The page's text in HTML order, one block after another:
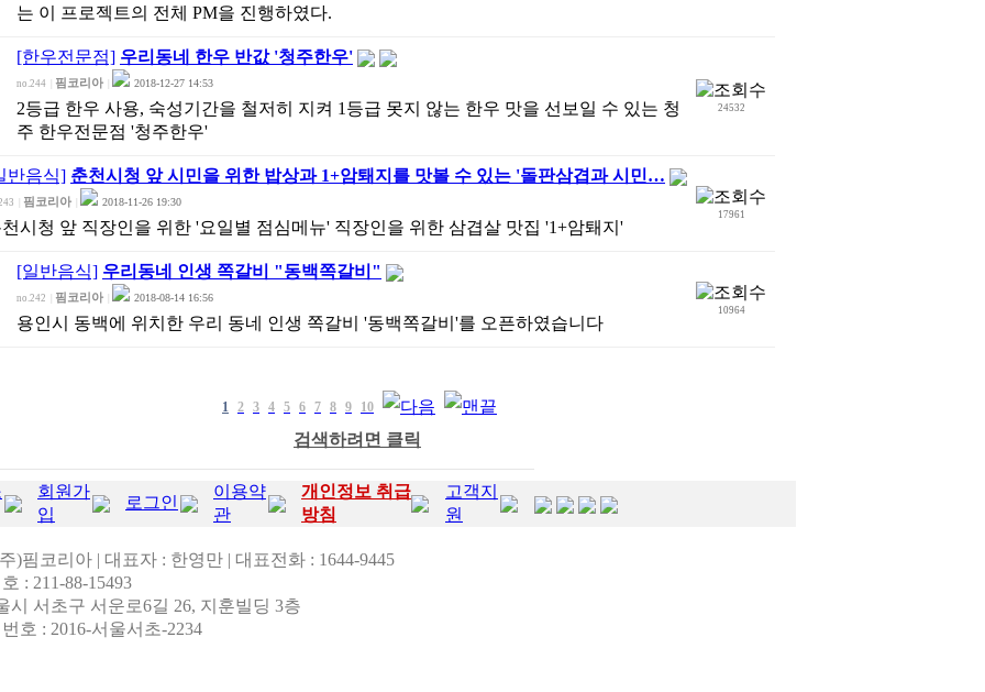
는 이 프로젝트의 전체 PM을 진행하였다.
[한우전문점] 우리동네 한우 반값 '청주한우'
no.244 핌코리아 2018-12-27 14:53
2등급 한우 사용, 숙성기간을 철저히 지켜 1등급 못지 않는 한우 맛을 선보일 수 있는 청
주 한우전문점 '청주한우'
24532
반음식] 춘천시청 앞 시민을 위한 밥상과 1+암퇘지를 맛볼 수 있는 '돌판삼겹과 시민…
핌코리아 2018-11-26 19:30
시청 앞 직장인을 위한 '요일별 점심메뉴' 직장인을 위한 삼겹살 맛집 '1+암퇘지'
17961
[일반음식] 우리동네 인생 쪽갈비 "동백쪽갈비"
no.242 핌코리아 2018-08-14 16:56
용인시 동백에 위치한 우리 동네 인생 쪽갈비 '동백쪽갈비'를 오픈하였습니다
10964
1 2 3 4 5 6 7 8 9 10
검색하려면 클릭
회원가
입
로그인
이용약
관
개인정보 취급
방침
고객지
원
)핌코리아 | 대표자 : 한영만 | 대표전화 : 1644-9445
: 211-88-15493
시 서초구 서운로6길 26, 지훈빌딩 3층
호 : 2016-서울서초-2234